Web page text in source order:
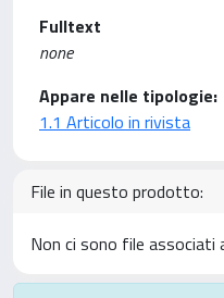
Fulltext
none
Appare nelle tipologie:
1.1 Articolo in rivista
File in questo prodotto:
Non ci sono file